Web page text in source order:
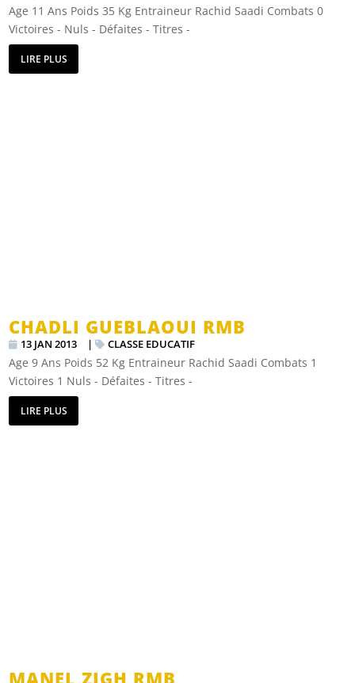
Age 11 Ans Poids 35 Kg Entraineur Rachid Saadi Combats 0
Victoires - Nuls - Défaites - Titres -
LIRE PLUS
CHADLI GUEBLAOUI RMB
13 JAN 2013 | CLASSE EDUCATIF
Age 9 Ans Poids 52 Kg Entraineur Rachid Saadi Combats 1
Victoires 1 Nuls - Défaites - Titres -
LIRE PLUS